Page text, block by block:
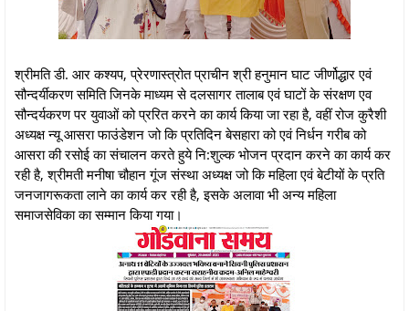
श्रीमति डी. आर कश्यप, प्रेरणास्त्रोत प्राचीन श्री हनुमान घाट जीर्णोद्धार एवं
सौन्दर्यीकरण समिति जिनके माध्यम से दलसागर तालाब एवं घाटों के संरक्षण एव
सौन्दर्यकरण पर युवाओं को प्ररित करने का कार्य किया जा रहा है, वहीं रोज कुरैशी
अध्यक्ष न्यू आसरा फाउंडेशन जो कि प्रतिदिन बेसहारा को एवं निर्धन गरीब को
आसरा की रसोई का संचालन करते हुये नि:शुल्क भोजन प्रदान करने का कार्य कर
रही है, श्रीमती मनीषा चौहान गूंज संस्था अध्यक्ष जो कि महिला एवं बेटीयों के प्रति
जनजागरूकता लाने का कार्य कर रही है, इसके अलावा भी अन्य महिला
समाजसेविका का सम्मान किया गया।